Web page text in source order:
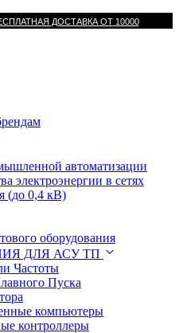
ДОСТАВКА ОТ 10000
автоматизации
электроэнергии в сетях
(до 0,4 кВ)
оборудования
ДЛЯ АСУ ТП
Частоты
Пуска
компьютеры
контроллеры